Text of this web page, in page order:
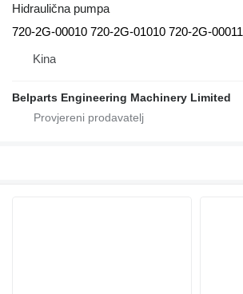
Hidraulična pumpa
720-2G-00010 720-2G-01010 720-2G-00011
Kina
Belparts Engineering Machinery Limited